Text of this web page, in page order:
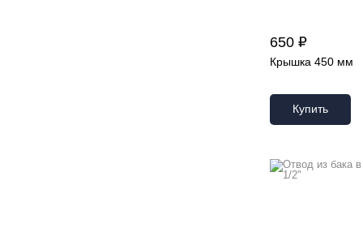
650 ₽
Крышка 450 мм
Купить